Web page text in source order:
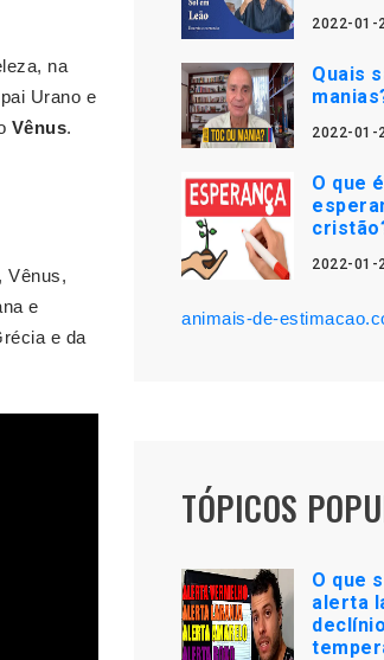
na
Urano e
Vênus.
Vênus,
e
e da
2022-01-
Quais
2022-01-
O que
2022-01-
animais-de-
TÓPICOS
O que
alerta